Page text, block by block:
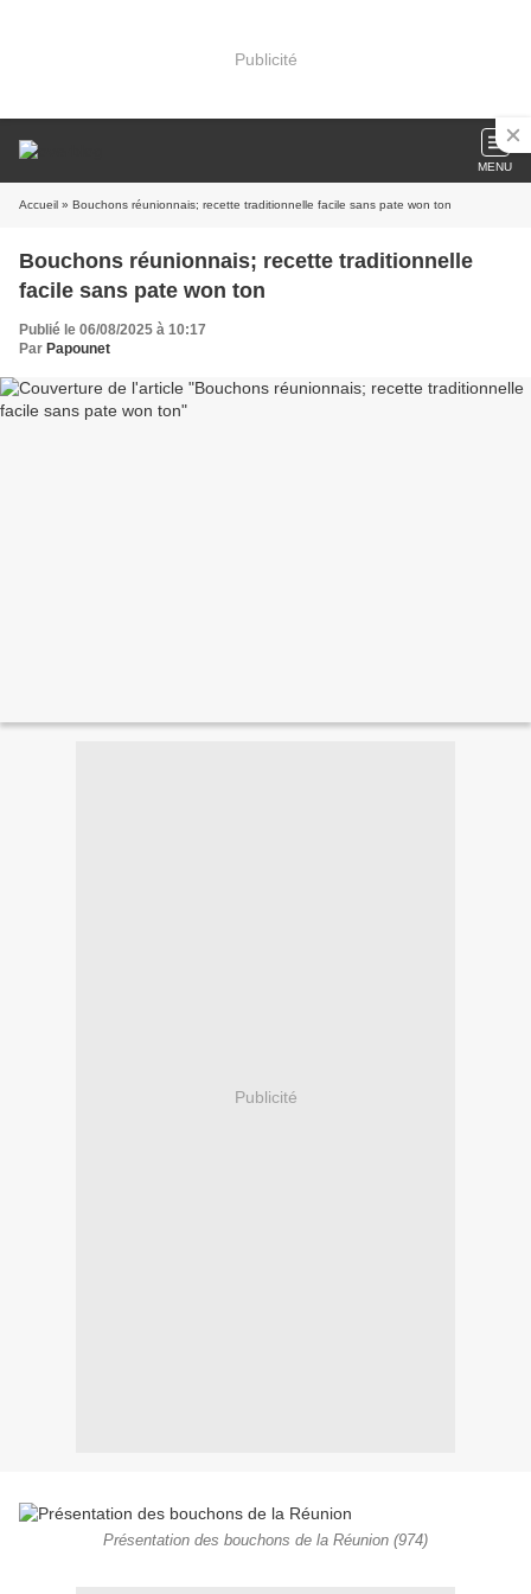
Publicité
MENU
Accueil » Bouchons réunionnais; recette traditionnelle facile sans pate won ton
Bouchons réunionnais; recette traditionnelle
facile sans pate won ton
Publié le 06/08/2025 à 10:17
Par Papounet
Publicité
Présentation des bouchons de la Réunion (974)